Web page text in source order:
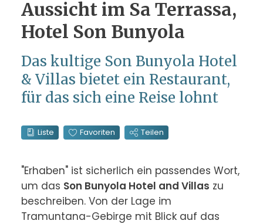
Aussicht im Sa Terrassa,
Hotel Son Bunyola
Das kultige Son Bunyola Hotel
& Villas bietet ein Restaurant,
für das sich eine Reise lohnt
Liste Favoriten Teilen
"Erhaben" ist sicherlich ein passendes Wort,
um das Son Bunyola Hotel and Villas zu
beschreiben. Von der Lage im
Tramuntana-Gebirge mit Blick auf das